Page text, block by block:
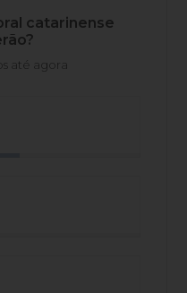
catarinense
até agora